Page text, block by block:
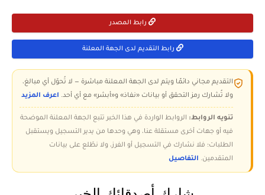
رابط المصدر
رابط التقديم لدى الجهة المعلنة
التقديم مجاني دائمًا ويتم لدى الجهة المعلنة مباشرة — لا تُحوّل أي مبالغ،
ولا تُشارك رمز التحقق أو بيانات «نفاذ» و«أبشر» مع أي أحد. اعرف المزيد
تنويه الروابط: الروابط الواردة في هذا الخبر تتبع الجهة المعلنة الموضحة
فيه أو جهات أخرى مستقلة عنا، وهي وحدها من يدير التسجيل ويستقبل
الطلبات؛ فلا نشارك في التسجيل أو الفرز، ولا نطّلع على بيانات
المتقدمين. التفاصيل